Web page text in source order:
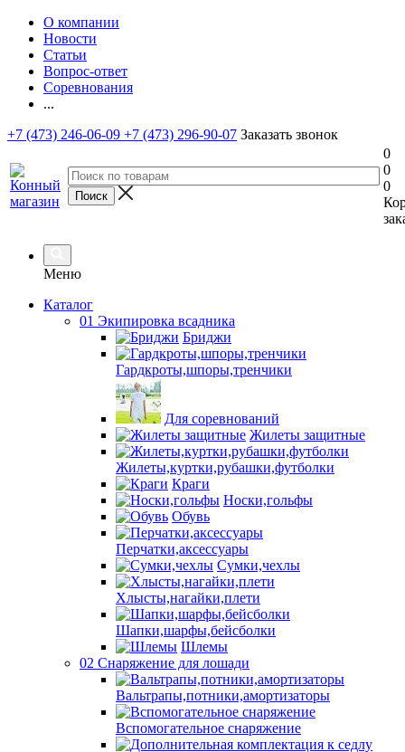
О компании
Новости
Статьи
Вопрос-ответ
Соревнования
...
+7 (473) 246-06-09 +7 (473) 296-90-07 Заказать звонок
0
0
0
Меню
Каталог
01 Экипировка всадника
Бриджи
Гардкроты,шпоры,тренчики
Для соревнований
Жилеты защитные
Жилеты,куртки,рубашки,футболки
Краги
Носки,гольфы
Обувь
Перчатки,аксессуары
Сумки,чехлы
Хлысты,нагайки,плети
Шапки,шарфы,бейсболки
Шлемы
02 Снаряжение для лошади
Вальтрапы,потники,амортизаторы
Вспомогательное снаряжение